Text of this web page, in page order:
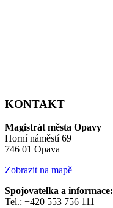
KONTAKT
Magistrát města Opavy
Horní náměstí 69
746 01 Opava
Zobrazit na mapě
Spojovatelka a informace:
Tel.: +420 553 756 111